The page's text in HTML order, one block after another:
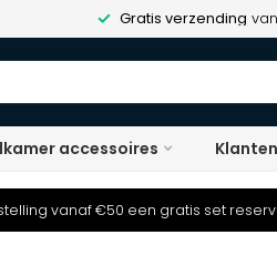
Gratis verzending
accessoires
vanaf €50 een gratis set